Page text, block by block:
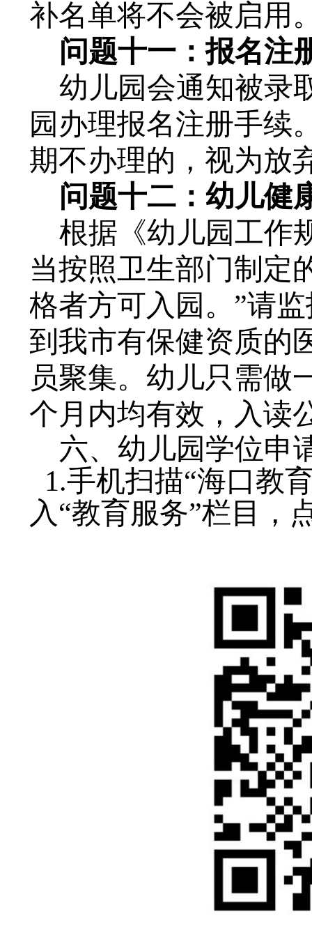
补名单将不会被启用
问题十一：报名注
幼儿园会通知被录
园办理报名注册手续
期不办理的，视为放
问题十二：幼儿健
根据《幼儿园工作
当按照卫生部门制定
格者方可入园。”请
到我市有保健资质的
员聚集。幼儿只需做
个月内均有效，入读
六、幼儿园学位申
1.手机扫描“海口教
入“教育服务”栏目，